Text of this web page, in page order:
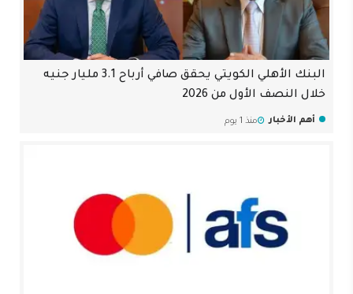
البنك الأهلي الكويتي يحقق صافي أرباح 3.1 مليار جنيه
خلال النصف الأول من 2026
أهم الأخبار منذ 1 يوم